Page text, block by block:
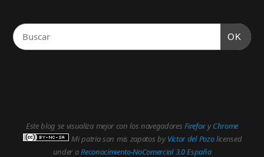
OK
Este blog se visualiza mejor con los navegadoresFirefoxyChrome
Mi patria son mis zapatos byVíctor del Pozolicensed
under aReconocimiento-NoComercial 3.0 España